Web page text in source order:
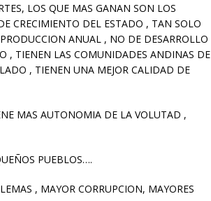
LOS QUE MAS GANAN SON LOS
CRECIMIENTO DEL ESTADO , TAN SOLO
ANUAL , NO DE DESARROLLO
, TIENEN LAS COMUNIDADES ANDINAS DE
, TIENEN UNA MEJOR CALIDAD DE
MAS AUTONOMIA DE LA VOLUTAD ,
PUEBLOS….
, MAYOR CORRUPCION, MAYORES